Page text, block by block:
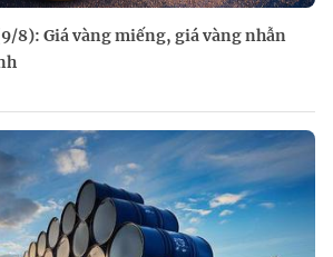
8): Giá vàng miếng, giá vàng nhẫn